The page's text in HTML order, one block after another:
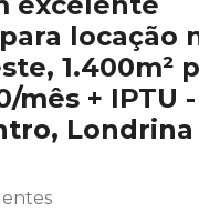
locação
1.400m²
mês + IPTU -
Londrina